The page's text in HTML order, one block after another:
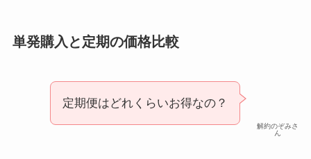
単発購入と定期の価格比較
解約のぞみさ
ん
定期便はどれくらいお得なの？